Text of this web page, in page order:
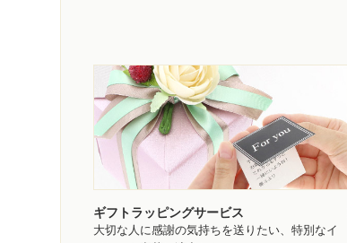
ギフトラッピングサービス
大切な人に感謝の気持ちを送りたい、特別なイ